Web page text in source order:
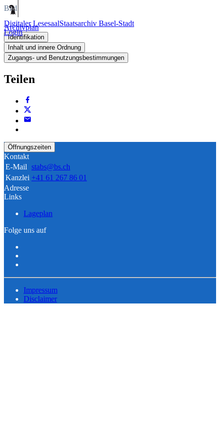
Digitaler LesesaalStaatsarchiv Basel-Stadt
Login
Bild
Archivplan
Identifikation
Inhalt und innere Ordnung
Zugangs- und Benutzungsbestimmungen
Teilen
Öffnungszeiten
Kontakt
E-Mail stabs@bs.ch
Kanzlei +41 61 267 86 01
Adresse
Links
Lageplan
Folge uns auf
Impressum
Disclaimer